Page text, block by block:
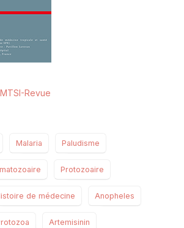
Revue
Malaria Paludisme
Protozoaire
de médecine Anopheles
Artemisinin